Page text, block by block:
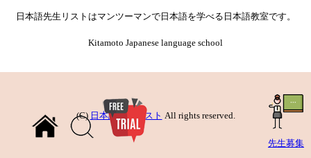
先生募集
日本語先生リストはマンツーマンで日本語を学べる日本語教室です。
Kitamoto Japanese language school
(C) 日本語先生リスト All rights reserved.